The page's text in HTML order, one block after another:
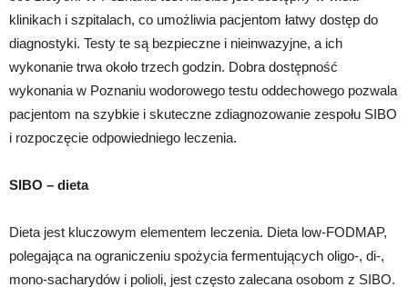
klinikach i szpitalach, co umożliwia pacjentom łatwy dostęp do
diagnostyki. Testy te są bezpieczne i nieinwazyjne, a ich
wykonanie trwa około trzech godzin. Dobra dostępność
wykonania w Poznaniu wodorowego testu oddechowego pozwala
pacjentom na szybkie i skuteczne zdiagnozowanie zespołu SIBO
i rozpoczęcie odpowiedniego leczenia.
SIBO – dieta
Dieta jest kluczowym elementem leczenia. Dieta low-FODMAP,
polegająca na ograniczeniu spożycia fermentujących oligo-, di-,
mono-sacharydów i polioli, jest często zalecana osobom z SIBO.